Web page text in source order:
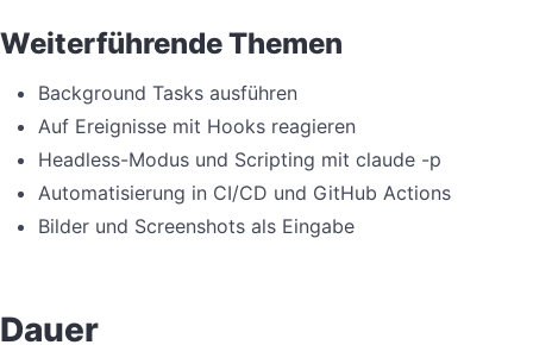
Weiterführende Themen
Background Tasks ausführen
Auf Ereignisse mit Hooks reagieren
Headless-Modus und Scripting mit claude -p
Automatisierung in CI/CD und GitHub Actions
Bilder und Screenshots als Eingabe
Dauer